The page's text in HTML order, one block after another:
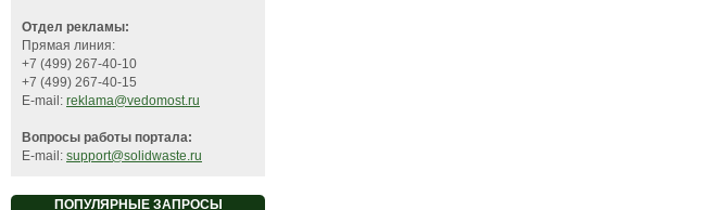
Отдел рекламы:
Прямая линия:
+7 (499) 267-40-10
+7 (499) 267-40-15
E-mail: reklama@vedomost.ru
Вопросы работы портала:
E-mail: support@solidwaste.ru
ПОПУЛЯРНЫЕ ЗАПРОСЫ